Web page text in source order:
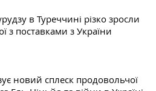
в Туреччині різко зросли
з поставками з України
новий сплеск продовольчої